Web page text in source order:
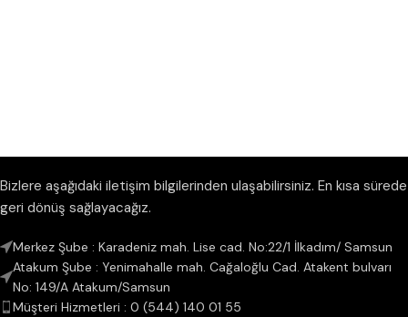
Bizlere aşağıdaki iletişim bilgilerinden ulaşabilirsiniz. En kısa sürede
geri dönüş sağlayacağız.
Merkez Şube : Karadeniz mah. Lise cad. No:22/1 İlkadım/ Samsun
Atakum Şube : Yenimahalle mah. Cağaloğlu Cad. Atakent bulvarı
No: 149/A Atakum/Samsun
Müşteri Hizmetleri : 0 (544) 140 01 55